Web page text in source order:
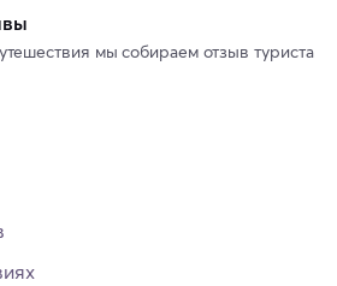
мы собираем отзыв туриста